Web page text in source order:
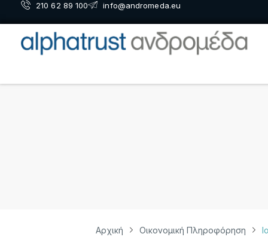
210 62 89 100 info@andromeda.eu
Αρχική Οικονομική Πληροφόρηση